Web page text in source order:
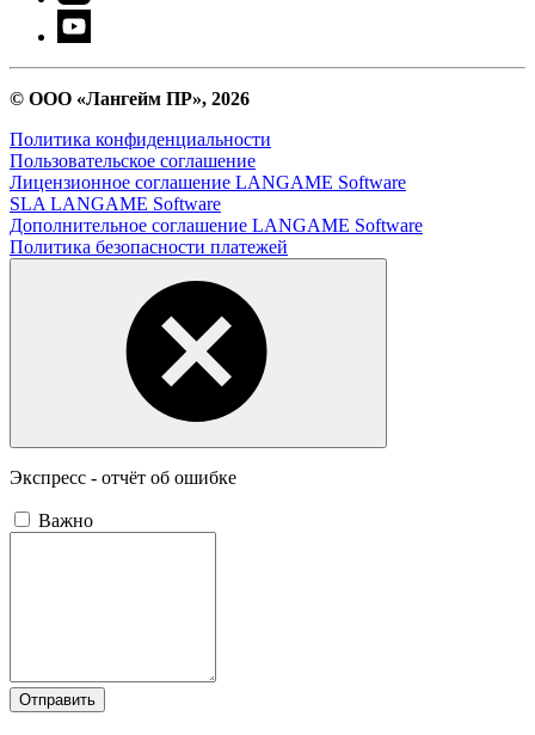
© ООО «Лангейм ПР», 2026
Политика конфиденциальности
Пользовательское соглашение
Лицензионное соглашение LANGAME Software
SLA LANGAME Software
Дополнительное соглашение LANGAME Software
Политика безопасности платежей
Экспресс - отчёт об ошибке
Важно
Отправить